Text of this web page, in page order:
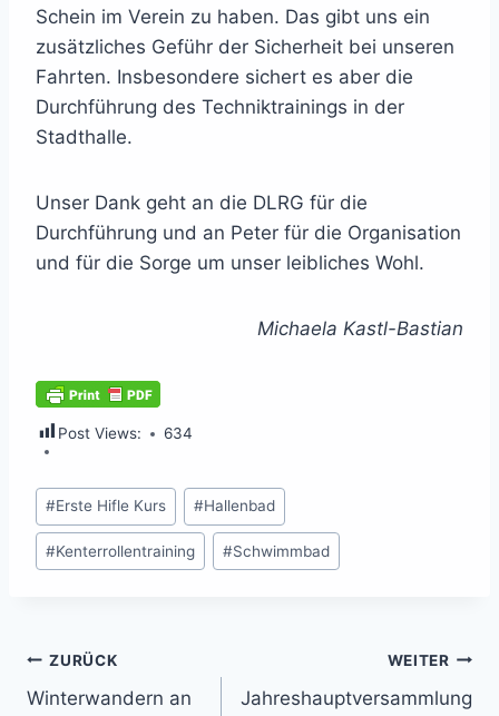
Schein im Verein zu haben. Das gibt uns ein
zusätzliches Geführ der Sicherheit bei unseren
Fahrten. Insbesondere sichert es aber die
Durchführung des Techniktrainings in der
Stadthalle.
Unser Dank geht an die DLRG für die
Durchführung und an Peter für die Organisation
und für die Sorge um unser leibliches Wohl.
Michaela Kastl-Bastian
Post Views: 634
Schlagworte:
#Erste Hifle Kurs #Hallenbad
#Kenterrollentraining #Schwimmbad
Beitragsnavigation
ZURÜCK
Winterwandern an
WEITER
Jahreshauptversammlung